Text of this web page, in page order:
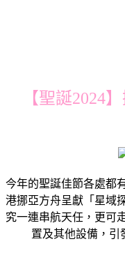
【聖誕2024
今年的聖誕佳節各處都
港挪亞方舟呈獻「星域
究一連串航天任，更可
置及其他設備，引